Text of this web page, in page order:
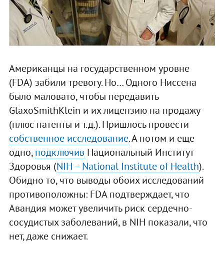
Американцы на государственном уровне
(FDA) забили тревогу. Но… Одного Ниссена
было маловато, чтобы передавить
GlaxoSmithKlein и их лицензию на продажу
(плюс патенты и т.д.). Пришлось провести
собственное исследование. А потом и еще
одно,подключив Национальный Институт
Здоровья (NIH – National Institute of Health).
Обидно то, что выводы обоих исследований
противоположны: FDA подтверждает, что
Авандия может увеличить риск сердечно-
сосудистых заболеваний, в NIH показали, что
нет, даже снижает.